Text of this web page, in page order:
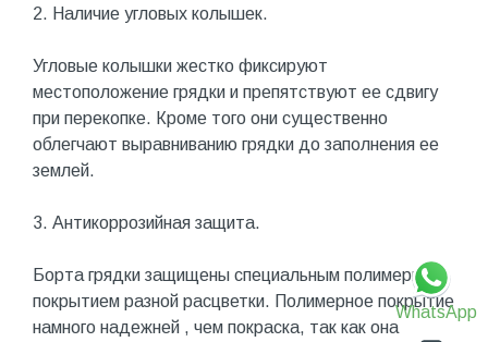
WhatsApp
2. Наличие угловых колышек.
Угловые колышки жестко фиксируют
местоположение грядки и препятствуют ее сдвигу
при перекопке. Кроме того они существенно
облегчают выравниванию грядки до заполнения ее
землей.
3. Антикоррозийная защита.
Борта грядки защищены специальным полимерным
покрытием разной расцветки. Полимерное покрытие
намного надежней , чем покраска, так как она